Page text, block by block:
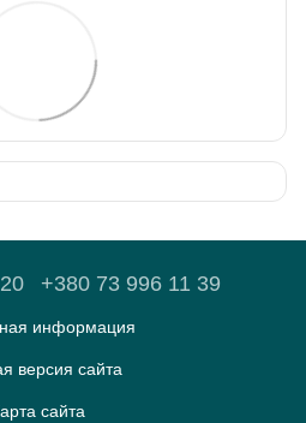
+380 73 996 11 39
информация
версия сайта
сайта